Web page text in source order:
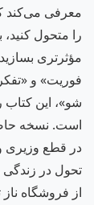
معرفی می‌کند
را متحول
مؤثرتری
فوریت» و
شو»، این
در قطع وزیری
تحول در زندگی
از فروشگاه